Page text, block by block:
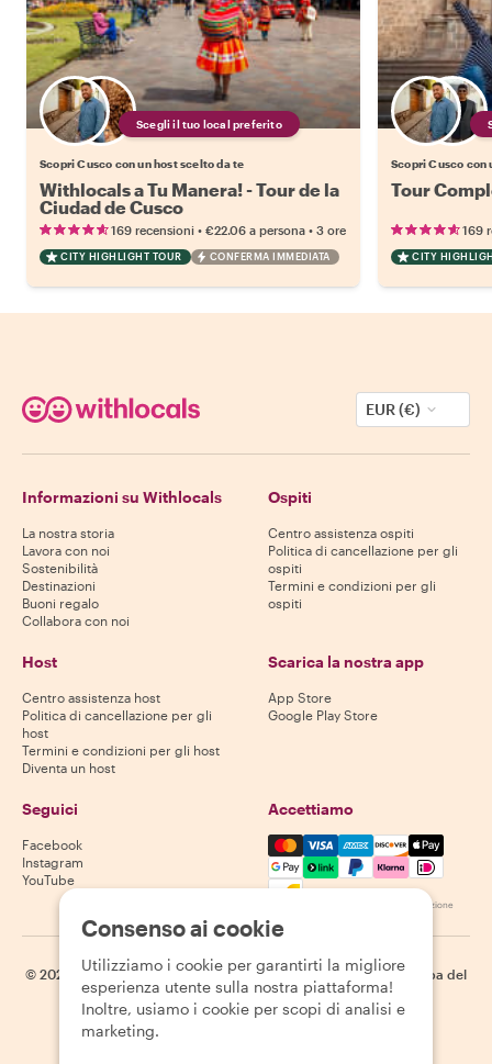
Scegli il tuo local preferito
Scopri Cusco con un host scelto da te
Withlocals a Tu Manera! - Tour de la
Ciudad de Cusco
169 recensioni • €22.06 a persona • 3 ore
CITY HIGHLIGHT TOUR CONFERMA IMMEDIATA
Scopri Cusco con
Tour
169
CITY
EUR (€)
Informazioni su Withlocals
La nostra storia
Lavora con noi
Sostenibilità
Destinazioni
Buoni regalo
Collabora con noi
Ospiti
Centro assistenza ospiti
Politica di cancellazione per gli
ospiti
Termini e condizioni per gli
ospiti
Host
Centro assistenza host
Politica di cancellazione per gli
host
Termini e condizioni per gli host
Diventa un host
Scarica la nostra app
App Store
Google Play Store
Seguici
Facebook
Instagram
YouTube
Accettiamo
Mastercard, Visa, Amex,
La disponibilità varia in base alla destinazione
© 2026 Withlocals.com | Informativa sulla privacy Cookie | Mappa del
sito
Consenso ai cookie
Utilizziamo i cookie per garantirti la migliore
esperienza utente sulla nostra piattaforma!
Inoltre, usiamo i cookie per scopi di analisi e
marketing.